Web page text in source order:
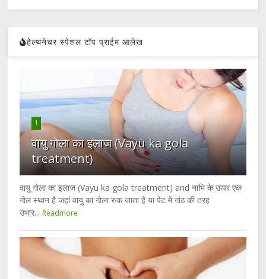
हेल्थनेचर स्पेशल टॉप प्राईम आलेख
1
वायु गोला का इलाज (Vayu ka gola
treatment)
वायु गोला का इलाज (Vayu ka gola treatment) and नाभि के ऊपर एक
गोल स्थान है जहां वायु का गोला रुक जाता है या पेट में गांठ की तरह
उभार... Readmore